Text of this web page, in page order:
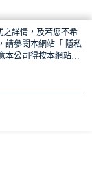
之詳情，及若您不希
請參閱本網站「 隱私
本公司得按本網站使